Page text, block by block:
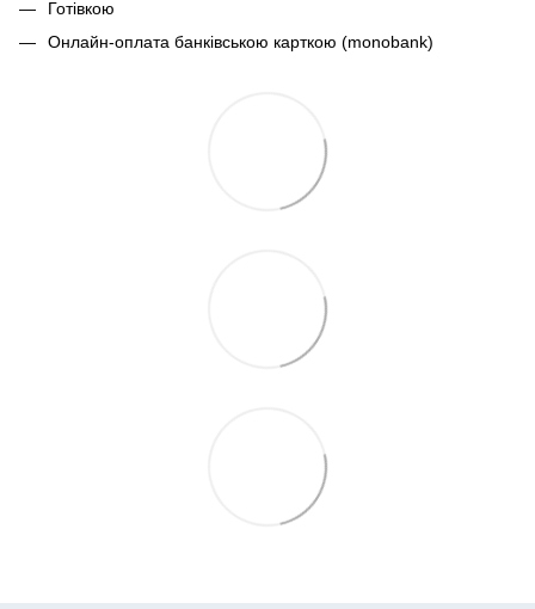
Готівкою
Онлайн-оплата банківською карткою (monobank)